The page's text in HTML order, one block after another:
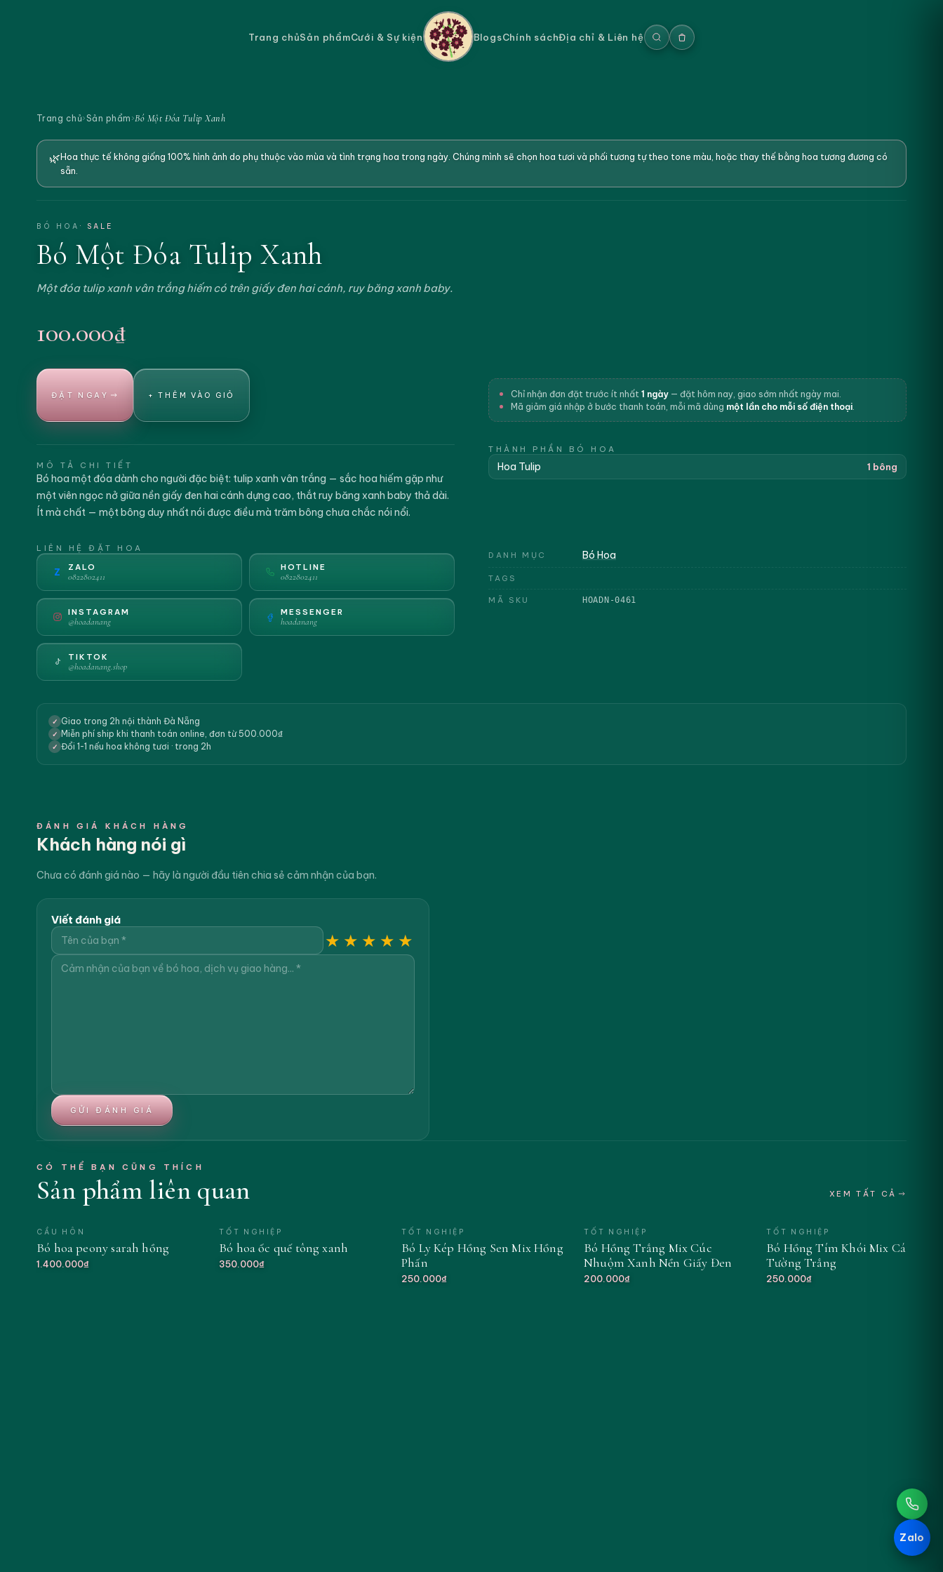
Trang chủSản phẩmCưới & Sự kiện BlogsChính sáchĐịa chỉ & Liên hệ
Trang chủ›Sản phẩm ›Bó Một Đóa Tulip Xanh
🌿Hoa thực tế không giống 100% hình ảnh do phụ thuộc vào mùa và tình trạng hoa trong ngày. Chúng mình sẽ chọn hoa tươi và phối tương tự theo tone màu, hoặc thay thế bằng hoa tương đương có
sẵn.
BÓ HOA · SALE
Bó Một Đóa Tulip Xanh
Một đóa tulip xanh vân trắng hiếm có trên giấy đen hai cánh, ruy băng xanh baby.
100.000₫
ĐẶT NGAY + THÊM VÀO GIỎ Chỉ nhận đơn đặt trước ít nhất 1 ngày — đặt hôm nay, giao sớm nhất ngày mai.
Mã giảm giá nhập ở bước thanh toán, mỗi mã dùng một lần cho mỗi số điện thoại
MÔ TẢ CHI TIẾT
Bó hoa một đóa dành cho người đặc biệt: tulip xanh vân trắng — sắc hoa hiếm gặp như
một viên ngọc nở giữa nền giấy đen hai cánh dựng cao, thắt ruy băng xanh baby thả dài.
Ít mà chất — một bông duy nhất nói được điều mà trăm bông chưa chắc nói nổi.
THÀNH PHẦN BÓ HOA
Hoa Tulip 1 bông
LIÊN HỆ ĐẶT HOA
Z ZALO
0822802411
HOTLINE
0822802411
INSTAGRAM
@hoadanang
MESSENGER
hoadanang
TIKTOK
@hoadanang.shop
DANH MỤC Bó Hoa
TAGS
MÃ SKU HOADN-0461
✓ Giao trong 2h nội thành Đà Nẵng
✓ Miễn phí ship khi thanh toán online, đơn từ 500.000₫
✓ Đổi 1-1 nếu hoa không tươi · trong 2h
ĐÁNH GIÁ KHÁCH HÀNG
Khách hàng nói gì
Chưa có đánh giá nào — hãy là người đầu tiên chia sẻ cảm nhận của bạn.
Viết đánh giá
★ ★ ★ ★ ★
GỬI ĐÁNH GIÁ
CÓ THỂ BẠN CŨNG THÍCH
Sản phẩm liên quan XEM TẤT CẢ
MỚI
CẦU HÔN
Bó hoa peony sarah hồng
1.400.000₫
TỐT NGHIỆP
Bó hoa ốc quế tông xanh
350.000₫
TỐT NGHIỆP
Bó Ly Kép Hồng Sen Mix Hồng
Phấn
250.000₫
TỐT NGHIỆP
Bó Hồng Trắng Mix Cúc
Nhuộm Xanh Nền Giấy Đen
200.000₫
TỐT NGHIỆP
Bó Hồng Tím Khói Mix Cát
Tường Trắng
250.000₫
Zalo